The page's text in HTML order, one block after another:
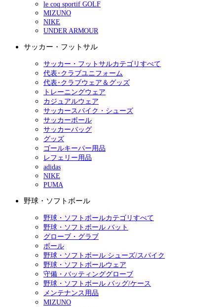
le coq sportif GOLF
MIZUNO
NIKE
UNDER ARMOUR
サッカー・フットサル
サッカー・フットサルカテゴリすべて
代表･クラブユニフォーム
代表･クラブウェア＆グッズ
トレーニングウェア
カジュアルウェア
サッカースパイク・シューズ
サッカーボール
サッカーバッグ
グッズ
ゴールキーパー用品
レフェリー用品
adidas
NIKE
PUMA
野球・ソフトボール
野球・ソフトボールカテゴリすべて
野球・ソフトボール バット
グローブ・グラブ
ボール
野球・ソフトボール シューズ/スパイク
野球・ソフトボールウェア
守備・バッティンググローブ
野球・ソフトボール バッグ/ケース
メンテナンス用品
MIZUNO